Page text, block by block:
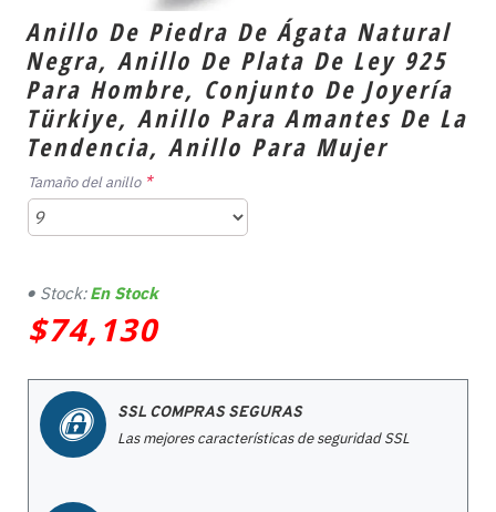
Anillo De Piedra De Ágata Natural
Negra, Anillo De Plata De Ley 925
Para Hombre, Conjunto De Joyería
Türkiye, Anillo Para Amantes De La
Tendencia, Anillo Para Mujer
$74,130
Stock: En Stock
Tamaño del anillo
SSL COMPRAS SEGURAS
Las mejores características de seguridad SSL